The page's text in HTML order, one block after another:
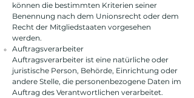
können die bestimmten Kriterien seiner
Benennung nach dem Unionsrecht oder dem
Recht der Mitgliedstaaten vorgesehen
werden.
Auftragsverarbeiter
Auftragsverarbeiter ist eine natürliche oder
juristische Person, Behörde, Einrichtung oder
andere Stelle, die personenbezogene Daten im
Auftrag des Verantwortlichen verarbeitet.